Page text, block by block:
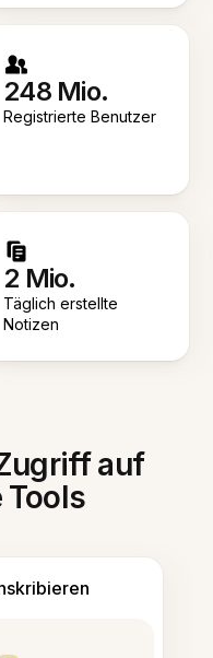
248 Mio.
Registrierte Benutzer
2 Mio.
Täglich erstellte
Notizen
auf
Tools